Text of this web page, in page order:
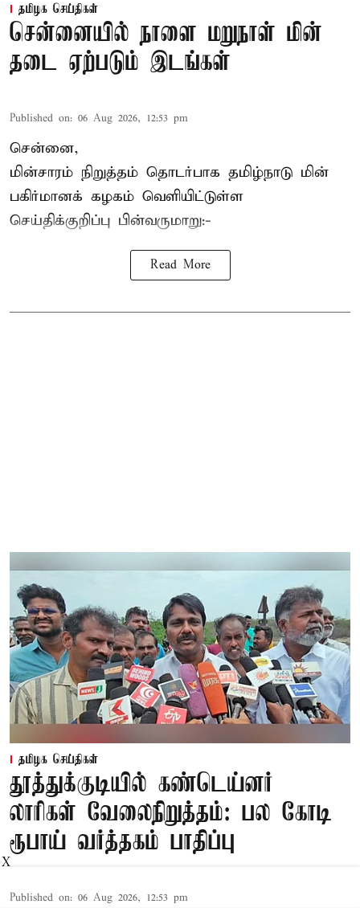
தமிழக செய்திகள்
சென்னையில் நாளை மறுநாள் மின்
தடை ஏற்படும் இடங்கள்
Published on: 06 Aug 2026, 12:53 pm
சென்னை,
மின்சாரம் நிறுத்தம் தொடர்பாக தமிழ்நாடு மின்
பகிர்மானக் கழகம் வெளியிட்டுள்ள
செய்திக்குறிப்பு பின்வருமாறு:-
Read More
தமிழக செய்திகள்
தூத்துக்குடியில் கண்டெய்னர்
லாரிகள் வேலைநிறுத்தம்: பல கோடி
ரூபாய் வர்த்தகம் பாதிப்பு
Published on: 06 Aug 2026, 12:53 pm
X